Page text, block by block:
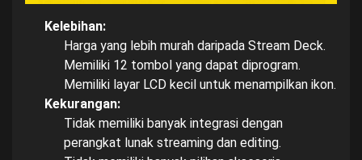
Kelebihan:
Harga yang lebih murah daripada Stream Deck.
Memiliki 12 tombol yang dapat diprogram.
Memiliki layar LCD kecil untuk menampilkan ikon.
Kekurangan:
Tidak memiliki banyak integrasi dengan
perangkat lunak streaming dan editing.